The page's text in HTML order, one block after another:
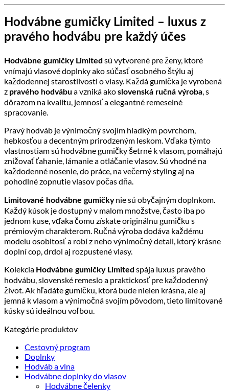
Hodvábne gumičky Limited – luxus z
pravého hodvábu pre každý účes
Hodvábne gumičky Limited sú vytvorené pre ženy, ktoré
vnímajú vlasové doplnky ako súčasť osobného štýlu aj
každodennej starostlivosti o vlasy. Každá gumička je vyrobená
z pravého hodvábu a vzniká akoslovenská ručná výroba, s
dôrazom na kvalitu, jemnosť a elegantné remeselné
spracovanie.
Pravý hodváb je výnimočný svojím hladkým povrchom,
hebkosťou a decentným prirodzeným leskom. Vďaka týmto
vlastnostiam sú hodvábne gumičky šetrné k vlasom, pomáhajú
znižovať ťahanie, lámanie a otláčanie vlasov. Sú vhodné na
každodenné nosenie, do práce, na večerný styling aj na
pohodlné zopnutie vlasov počas dňa.
Limitované hodvábne gumičkynie sú obyčajným doplnkom.
Každý kúsok je dostupný v malom množstve, často iba po
jednom kuse, vďaka čomu získate originálnu gumičku s
prémiovým charakterom. Ručná výroba dodáva každému
modelu osobitosť a robí z neho výnimočný detail, ktorý krásne
doplní cop, drdol aj rozpustené vlasy.
Kolekcia Hodvábne gumičky Limited spája luxus pravého
hodvábu, slovenské remeslo a praktickosť pre každodenný
život. Ak hľadáte gumičku, ktorá bude nielen krásna, ale aj
jemná k vlasom a výnimočná svojím pôvodom, tieto limitované
kúsky sú ideálnou voľbou.
Kategórie produktov
Cestovný program
Doplnky
Hodváb a vlna
Hodvábne doplnky do vlasov
Hodvábne čelenky